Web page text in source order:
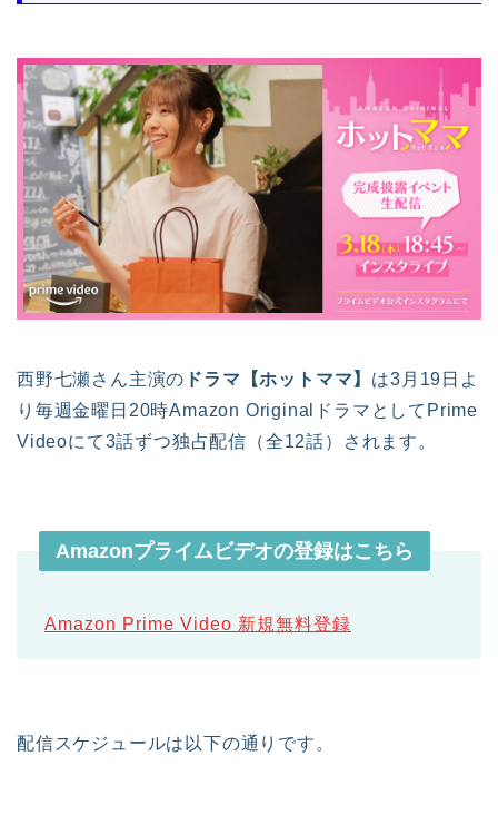
西野七瀬さん主演の ドラマ【ホットママ】 は3月19日よ
り毎週金曜日20時Amazon OriginalドラマとしてPrime
Videoにて3話ずつ独占配信（全12話）されます。
Amazonプライムビデオの登録はこちら
Amazon Prime Video 新規無料登録
配信スケジュールは以下の通りです。